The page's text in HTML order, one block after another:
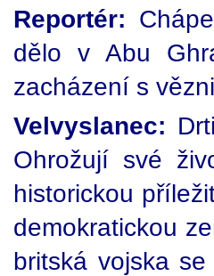
Reportér:
dělo v Abu
zacházení s
Velvyslanec:
Ohrožují své
historickou
demokratickou
britská vojska